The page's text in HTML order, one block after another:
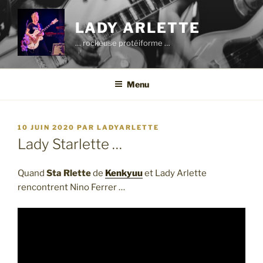
Aller
au
contenu
principal
LADY ARLETTE
… rockeuse protéiforme …
Menu
PUBLIÉ
LE
10 JUIN 2020 PAR LADYARLETTE
Lady Starlette …
Quand Sta Rlettede Kenkyuuet Lady Arlette
rencontrent Nino Ferrer …